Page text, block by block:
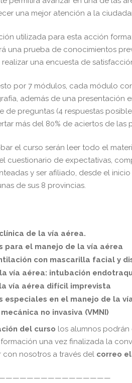
una mejor atención a la
utilizada para esta acción
una prueba de conocimientos
una encuesta de
por 7 módulos, cada módulo
además de una presentación
de preguntas (4 respuestas
más del 80% de aciertos de las
el curso serán leer todo el
cuestionario de expectativas,
y ser afiliado, desde el
de sus 8 provincias.
de la vía aérea.
para el manejo de la vía aérea
con mascarilla facial y
la vía aérea: intubación
la vía aérea difícil imprevista
especiales en el manejo de la
no invasiva (VMNI)
del curso los alumnos
una vez finalizada la
nosotros a través del correo